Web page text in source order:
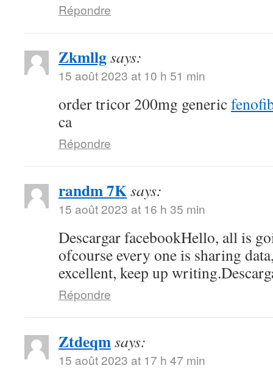
Répondre
Zkmllgsays:
15 août 2023 at 10 h 51 min
order tricor 200mg generic
ca
Répondre
randm 7Ksays:
15 août 2023 at 16 h 35 min
Descargar facebookHello, all is
ofcourse every one is sharing
excellent, keep up
Répondre
Ztdeqmsays:
15 août 2023 at 17 h 47 min